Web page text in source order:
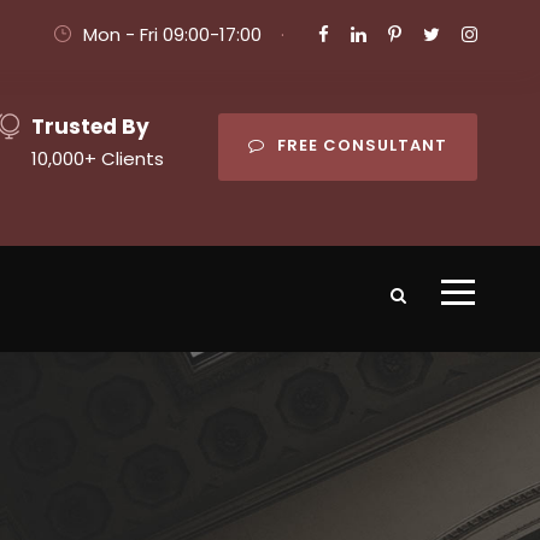
Mon - Fri 09:00-17:00 ·
Trusted By
10,000+ Clients
FREE CONSULTANT